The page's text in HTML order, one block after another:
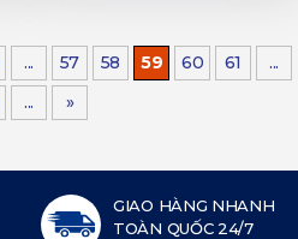
... 57 58 59 60 61
...
... »
GIAO HÀNG NHANH
TOÀN QUỐC 24/7